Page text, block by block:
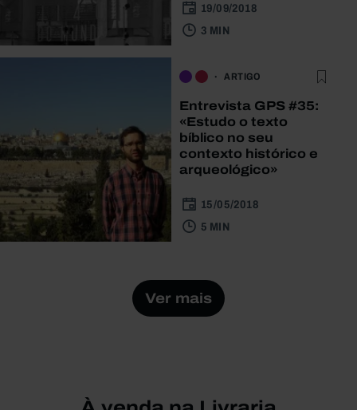
19/09/2018
3 MIN
ARTIGO
Entrevista GPS #35:
«Estudo o texto
bíblico no seu
contexto histórico e
arqueológico»
15/05/2018
5 MIN
Ver mais